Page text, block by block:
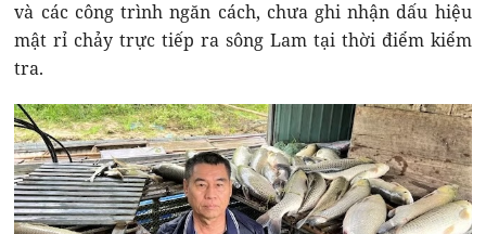
và các công trình ngăn cách, chưa ghi nhận dấu hiệu
mật rỉ chảy trực tiếp ra sông Lam tại thời điểm kiểm
tra.